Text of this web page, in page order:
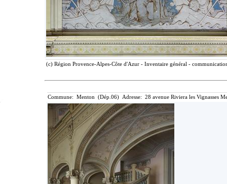
(c) Région Provence-Alpes-Côte d'Azur - Inventaire général -
Commune: Menton (Dép.06) Adresse: 28 avenue Riviera les Vignasses